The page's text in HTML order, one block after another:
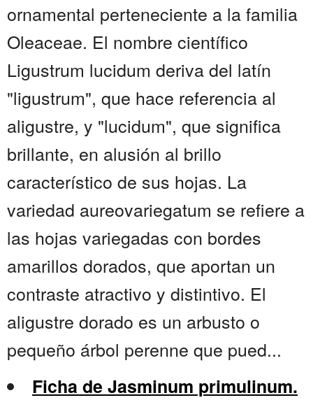
ornamental perteneciente a la familia
Oleaceae. El nombre científico
Ligustrum lucidum deriva del latín
"ligustrum", que hace referencia al
aligustre, y "lucidum", que significa
brillante, en alusión al brillo
característico de sus hojas. La
variedad aureovariegatum se refiere a
las hojas variegadas con bordes
amarillos dorados, que aportan un
contraste atractivo y distintivo. El
aligustre dorado es un arbusto o
pequeño árbol perenne que pued...
Ficha de Jasminum primulinum.